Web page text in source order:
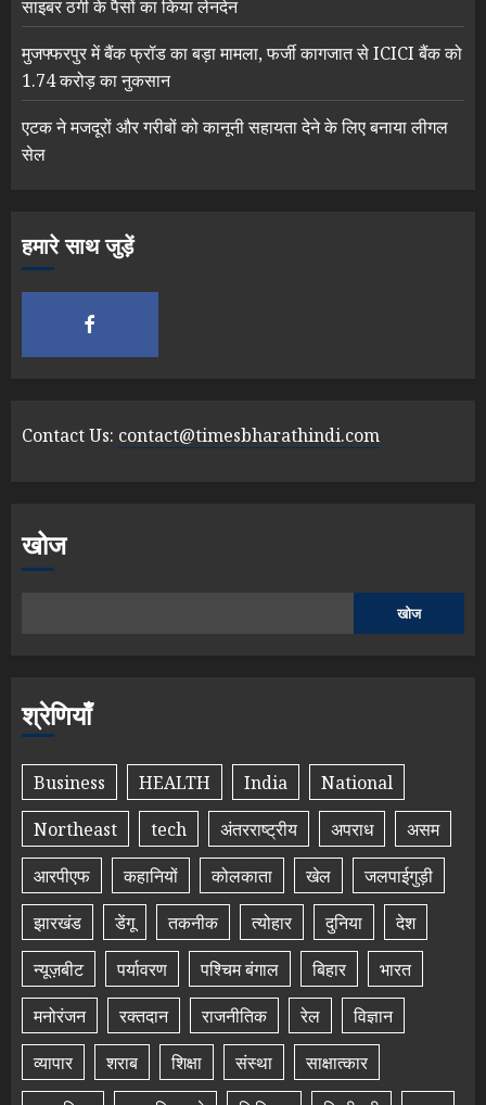
साइबर ठगी के पैसों का किया लेनदेन
मुजफ्फरपुर में बैंक फ्रॉड का बड़ा मामला, फर्जी कागजात से ICICI बैंक को
1.74 करोड़ का नुकसान
एटक ने मजदूरों और गरीबों को कानूनी सहायता देने के लिए बनाया लीगल
सेल
हमारे साथ जुड़ें
Contact Us: contact@timesbharathindi.com
खोज
खोज
श्रेणियाँ
Business HEALTH India
National
Northeast
tech अंतरराष्ट्रीय अपराध
असम
आरपीएफ
कहानियों कोलकाता खेल
जलपाईगुड़ी
झारखंड
डेंगू तकनीक त्योहार दुनिया
देश
न्यूज़बीट
पर्यावरण पश्चिम बंगाल बिहार
भारत
मनोरंजन
रक्तदान राजनीतिक रेल
विज्ञान
व्यापार
शराब शिक्षा संस्था
साक्षात्कार